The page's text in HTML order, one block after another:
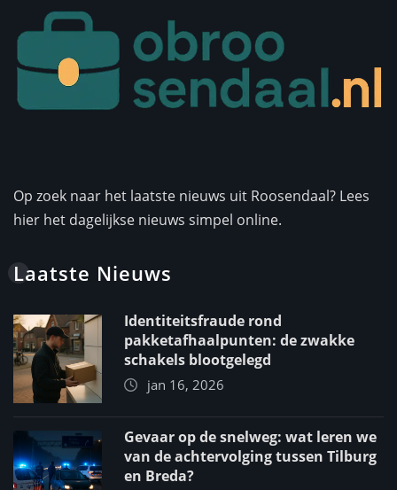
Op zoek naar het laatste nieuws uit Roosendaal? Lees
hier het dagelijkse nieuws simpel online.
Laatste Nieuws
Identiteitsfraude rond
pakketafhaalpunten: de zwakke
schakels blootgelegd
jan 16, 2026
Gevaar op de snelweg: wat leren we
van de achtervolging tussen Tilburg
en Breda?